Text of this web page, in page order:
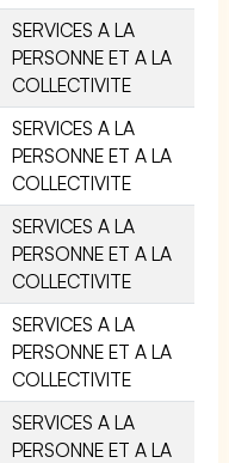
SERVICES A LA
PERSONNE ET A LA
COLLECTIVITE
SERVICES A LA
PERSONNE ET A LA
COLLECTIVITE
SERVICES A LA
PERSONNE ET A LA
COLLECTIVITE
SERVICES A LA
PERSONNE ET A LA
COLLECTIVITE
SERVICES A LA
PERSONNE ET A LA